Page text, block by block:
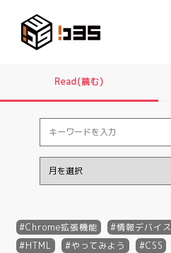
Read(読む)
Chrome拡張機能 情報デバイス
HTML
やってみよう CSS